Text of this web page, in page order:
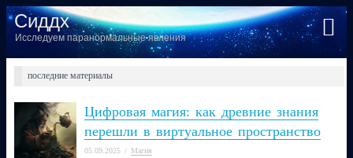
Сиддх
Исследуем паранормальные явления
последние материалы
Цифровая магия: как древние знания
перешли в виртуальное пространство
05.09.2025 / Магия